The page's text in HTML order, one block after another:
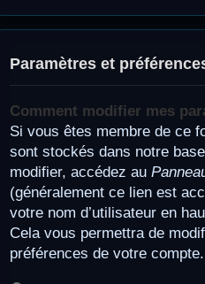
Paramètres et
Comment modifier mes
Si vous êtes membre de ce
sont stockés dans notre
modifier, accédez au
(généralement ce lien est
votre nom d’utilisateur en
Cela vous permettra de
préférences de votre compte.